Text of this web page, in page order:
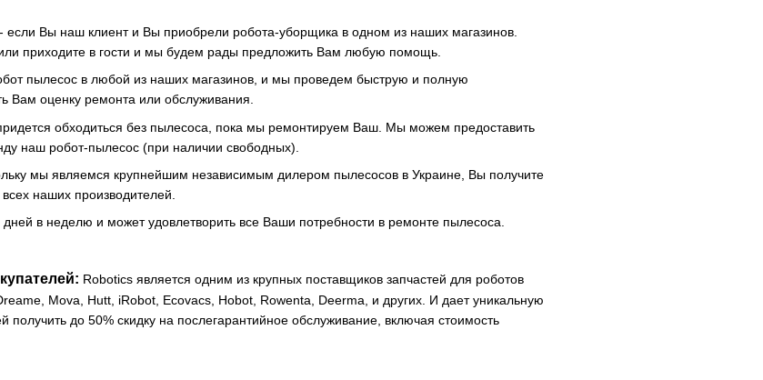
если Вы наш клиент и Вы приобрели робота-уборщика в одном из наших магазинов.
приходите в гости и мы будем рады предложить Вам любую помощь.
пылесос в любой из наших магазинов, и мы проведем быструю и полную
Вам оценку ремонта или обслуживания.
обходиться без пылесоса, пока мы ремонтируем Ваш. Мы можем предоставить
наш робот-пылесос (при наличии свободных).
мы являемся крупнейшим независимым дилером пылесосов в Украине, Вы получите
наших производителей.
в неделю и может удовлетворить все Ваши потребности в ремонте пылесоса.
Robotics является одним из крупных поставщиков запчастей для роботов
Mova, Hutt, iRobot, Ecovacs, Hobot, Rowenta, Deerma, и других. И дает уникальную
получить до 50% скидку на послегарантийное обслуживание, включая стоимость